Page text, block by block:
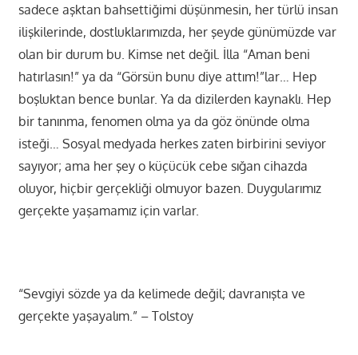
sadece aşktan bahsettiğimi düşünmesin, her türlü insan
ilişkilerinde, dostluklarımızda, her şeyde günümüzde var
olan bir durum bu. Kimse net değil. İlla “Aman beni
hatırlasın!” ya da “Görsün bunu diye attım!”lar… Hep
boşluktan bence bunlar. Ya da dizilerden kaynaklı. Hep
bir tanınma, fenomen olma ya da göz önünde olma
isteği… Sosyal medyada herkes zaten birbirini seviyor
sayıyor; ama her şey o küçücük cebe sığan cihazda
oluyor, hiçbir gerçekliği olmuyor bazen. Duygularımız
gerçekte yaşamamız için varlar.
“Sevgiyi sözde ya da kelimede değil; davranışta ve
gerçekte yaşayalım.” – Tolstoy